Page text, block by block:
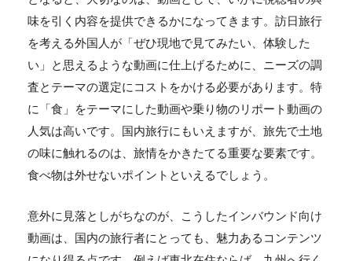
味を引く内容を提供できるかになってきます。訪日旅行
を考える外国人が「ぜひ現地で見てみたい、体験した
い」と思えるような動画に仕上げるために、ニーズの調
査とテーマの選定にコストをかける必要があります。特
に「食」をテーマにした動画や乗り物のリポート動画の
人気は高いです。国内旅行にもいえますが、旅先で土地
の味に触れるのは、旅情をかきたてる重要な要素です。
食べ物は外せないポイントといえるでしょう。
意外に見落としがちなのが、こうしたインバウンド向け
動画は、国内の旅行者にとっても、魅力あるコンテンツ